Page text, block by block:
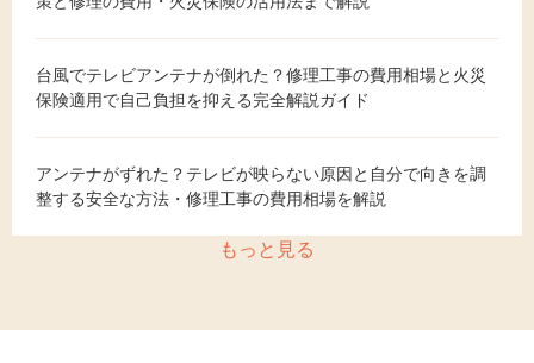
台風でテレビアンテナが倒れた？修理工事の費用相場と火災
保険適用で自己負担を抑える完全解説ガイド
アンテナがずれた？テレビが映らない原因と自分で向きを調
整する安全な方法・修理工事の費用相場を解説
もっと見る